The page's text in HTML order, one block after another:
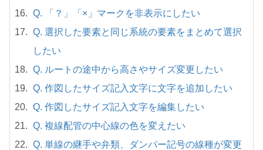
Q. 「？」「×」マークを非表示にしたい
Q. 選択した要素と同じ系統の要素をまとめて選択
したい
Q. ルートの途中から高さやサイズ変更したい
Q. 作図したサイズ記入文字に文字を追加したい
Q. 作図したサイズ記入文字を編集したい
Q. 複線配管の中心線の色を変えたい
Q. 単線の継手や弁類、ダンパー記号の線種が変更